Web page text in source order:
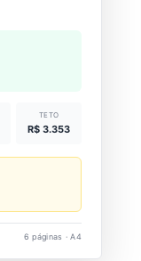
TETO
R$ 3.353
6 páginas · A4